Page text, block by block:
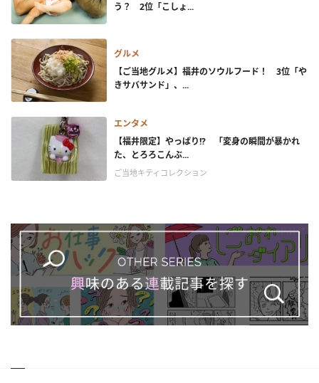
う？ 2位「こしょ...
グルメ
【ご当地グルメ】福井のソウルフード！ 3位「や
きサバサンド」、...
エンタメ
【福井限定】やっぱり!? 「変身の瞬間が暴かれ
た、とろろこんぶ...
ご当地キティコレクション